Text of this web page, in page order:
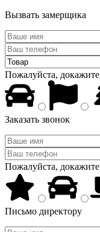
Вызвать замерщика
Пожалуйста,
Заказать звонок
Пожалуйста,
Письмо директору